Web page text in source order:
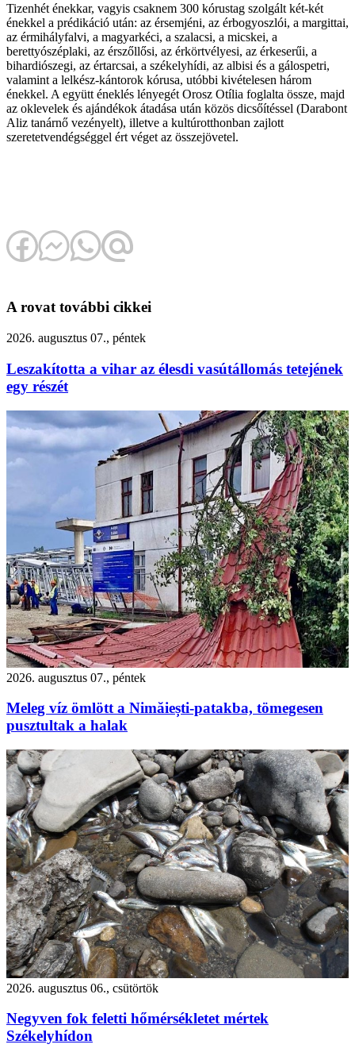
Tizenhét énekkar, vagyis csaknem 300 kórustag szolgált két-két
énekkel a prédikáció után: az érsemjéni, az érbogyoszlói, a margittai,
az érmihályfalvi, a magyarkéci, a szalacsi, a micskei, a
berettyószéplaki, az érszőllősi, az érkörtvélyesi, az érkeserűi, a
bihardiószegi, az értarcsai, a székelyhídi, az albisi és a gálospetri,
valamint a lelkész-kántorok kórusa, utóbbi kivételesen három
énekkel. A együtt éneklés lényegét Orosz Otília foglalta össze, majd
az oklevelek és ajándékok átadása után közös dicsőítéssel (Darabont
Aliz tanárnő vezényelt), illetve a kultúrotthonban zajlott
szeretetvendégséggel ért véget az összejövetel.
A rovat további cikkei
2026. augusztus 07., péntek
Leszakította a vihar az élesdi vasútállomás tetejének
egy részét
2026. augusztus 07., péntek
Meleg víz ömlött a Nimăiești-patakba, tömegesen
pusztultak a halak
2026. augusztus 06., csütörtök
Negyven fok feletti hőmérsékletet mértek
Székelyhídon